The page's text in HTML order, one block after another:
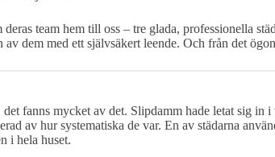
team hem till oss – tre glada, professionella
dem med ett självsäkert leende. Och från det
fanns mycket av det. Slipdamm hade letat sig
av hur systematiska de var. En av städarna
i hela huset.